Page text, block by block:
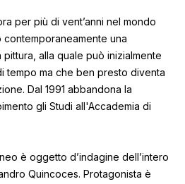
per più di vent’anni nel mondo
una
alla quale può inizialmente
tempo ma che ben presto diventa
Dal 1991 abbandona la
gli Studi all'Accademia di
è oggetto d’indagine dell’intero
Quincoces. Protagonista è